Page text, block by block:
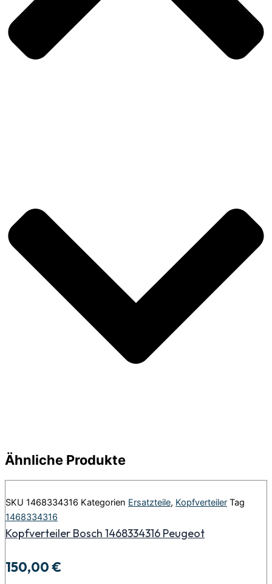
Ähnliche Produkte
SKU 1468334316 Kategorien Ersatzteile, Kopfverteiler Tag
1468334316
Kopfverteiler Bosch 1468334316 Peugeot
150,00€